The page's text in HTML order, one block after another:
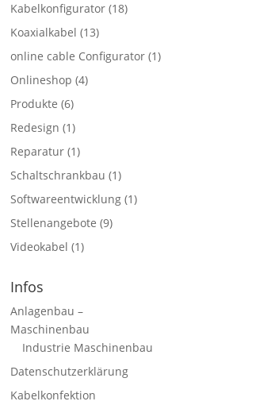
Kabelkonfigurator (18)
Koaxialkabel (13)
online cable Configurator (1)
Onlineshop (4)
Produkte (6)
Redesign (1)
Reparatur (1)
Schaltschrankbau (1)
Softwareentwicklung (1)
Stellenangebote (9)
Videokabel (1)
Infos
Anlagenbau –
Maschinenbau
Industrie Maschinenbau
Datenschutzerklärung
Kabelkonfektion